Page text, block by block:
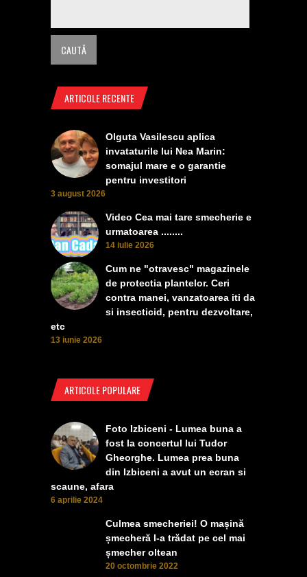
ARTICOLE RECENTE
Olguta Vasilescu aplica
invataturile lui Nea Marin:
somajul mare e o garantie
pentru investitori
3 august 2026
Video Cea mai tare smecherie e
urmatoarea ........
14 iulie 2026
Cum ne "otravesc" magazinele
de protectia plantelor. Ceri
contra manei, vanzatoarea iti da
si insecticid, pentru dezvoltare,
etc
13 iunie 2026
ARTICOLE POPULARE
Foto Izbiceni - Lumea buna a
fost la concertul lui Tudor
Gheorghe. Lumea prea buna
din Izbiceni a avut un ecran si
scaune, afara
6 aprilie 2024
Culmea smecheriei! O mașină
șmecheră l-a trădat pe cel mai
șmecher oltean
20 octombrie 2022